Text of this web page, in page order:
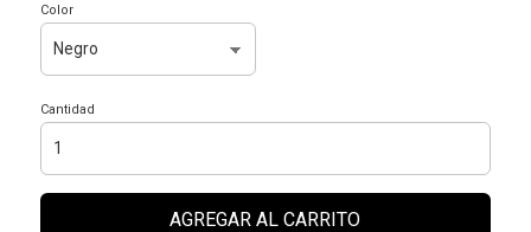
Color
Cantidad
AGREGAR AL CARRITO